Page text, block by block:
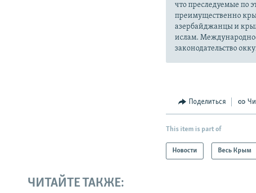
что преследуемые по
преимущественно
азербайджанцы и
ислам.
законодательство
Поделиться
This item is part of
Новости Весь Крым
ЧИТАЙТЕ ТАКЖЕ: